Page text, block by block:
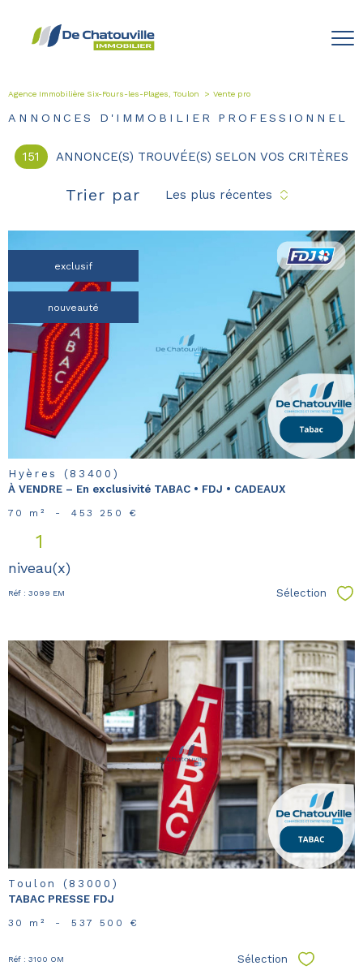
Agence Immobilière Six-Fours-les-Plages, Toulon Vente pro
ANNONCES D'IMMOBILIER PROFESSIONNEL
151 ANNONCE(S) TROUVÉE(S) SELON VOS CRITÈRES
Trier par Les plus récentes
exclusif
nouveauté
voir le
bien
Hyères (83400)
À VENDRE – En exclusivité TABAC • FDJ • CADEAUX
70 m² - 453 250 €
1
niveau(x)
Réf : 3099 EM Sélection
voir le
bien
Toulon (83000)
TABAC PRESSE FDJ
30 m² - 537 500 €
Réf : 3100 OM Sélection